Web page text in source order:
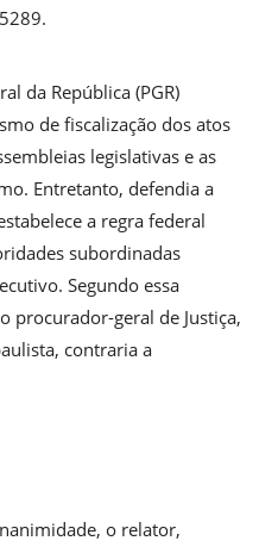
da República (PGR)
de fiscalização dos atos
legislativas e as
Entretanto, defendia a
a regra federal
subordinadas
Segundo essa
procurador-geral de Justiça,
contraria a
o relator,